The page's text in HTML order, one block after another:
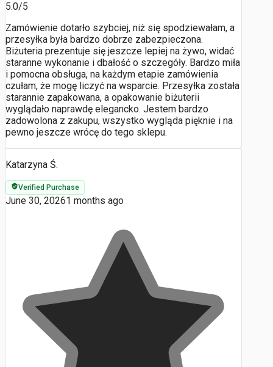
5.0/5
Zamówienie dotarło szybciej, niż się spodziewałam, a
przesyłka była bardzo dobrze zabezpieczona.
Biżuteria prezentuje się jeszcze lepiej na żywo, widać
staranne wykonanie i dbałość o szczegóły. Bardzo miła
i pomocna obsługa, na każdym etapie zamówienia
czułam, że mogę liczyć na wsparcie. Przesyłka została
starannie zapakowana, a opakowanie biżuterii
wyglądało naprawdę elegancko. Jestem bardzo
zadowolona z zakupu, wszystko wygląda pięknie i na
pewno jeszcze wrócę do tego sklepu.
Katarzyna Ś.
Verified Purchase
June 30, 20261 months ago